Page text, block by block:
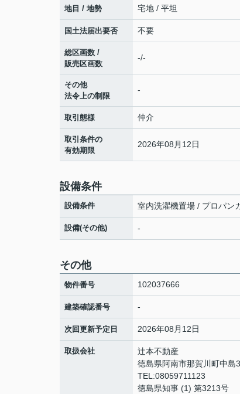
地目 / 地勢 宅地 / 平坦
国土法届出要否 不要
総区画数 /
販売区画数
-/-
その他
法令上の制限
-
取引態様 仲介
取引条件の
有効期限
2026年08月12日
設備条件
設備条件 室内洗濯機置場 / プロパン
設備(その他) -
その他
物件番号 102037666
建築確認番号 -
次回更新予定日 2026年08月12日
取扱会社
辻本不動産
徳島県阿南市那賀川町中島
TEL:08059711123
徳島県知事 (1) 第3213号